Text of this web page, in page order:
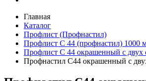
Главная
Каталог
Профлист (Профнастил)
Профлист С 44 (профнастил) 1000
Профлист С 44 окрашенный с двух
Профнастил С44 окрашенный с